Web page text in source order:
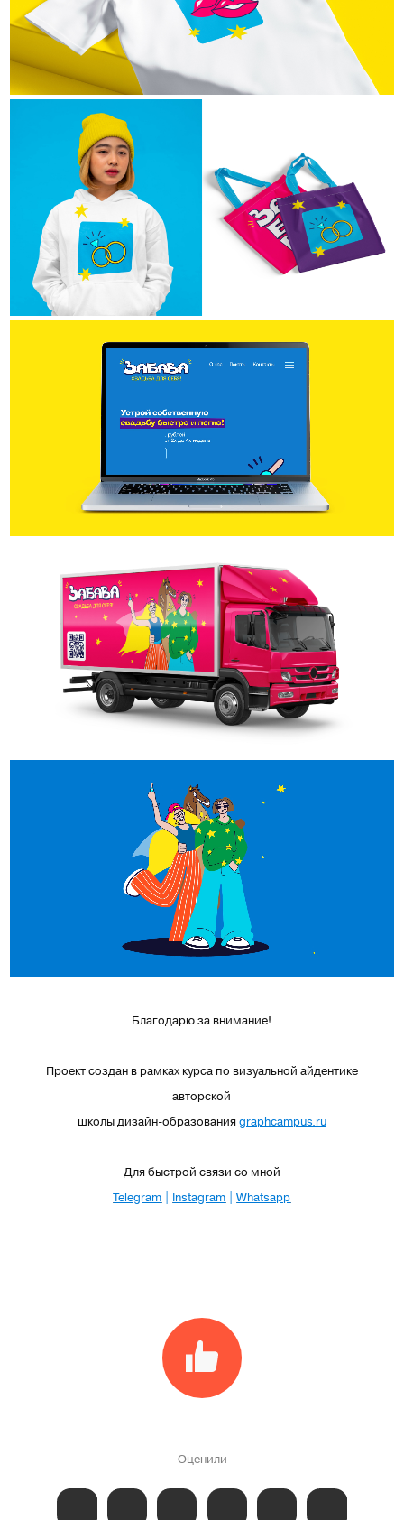
Благодарю за внимание!
Проект создан в рамках курса по визуальной айдентике
авторской
школы дизайн-образованияgraphcampus.ru
Для быстрой связи со мной
Telegram | Instagram |Whatsapp
Оценили